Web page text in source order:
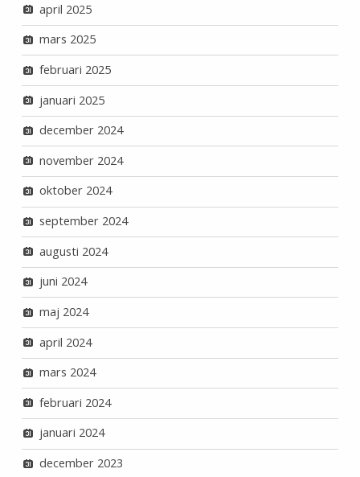
april 2025
mars 2025
februari 2025
januari 2025
december 2024
november 2024
oktober 2024
september 2024
augusti 2024
juni 2024
maj 2024
april 2024
mars 2024
februari 2024
januari 2024
december 2023